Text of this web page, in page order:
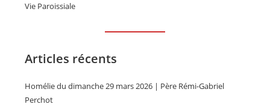
Vie Paroissiale
Articles récents
Homélie du dimanche 29 mars 2026 | Père Rémi-Gabriel
Perchot